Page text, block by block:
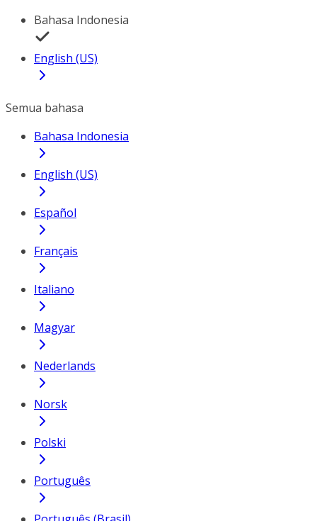
Bahasa Indonesia
English (US)
Semua bahasa
Bahasa Indonesia
English (US)
Español
Français
Italiano
Magyar
Nederlands
Norsk
Polski
Português